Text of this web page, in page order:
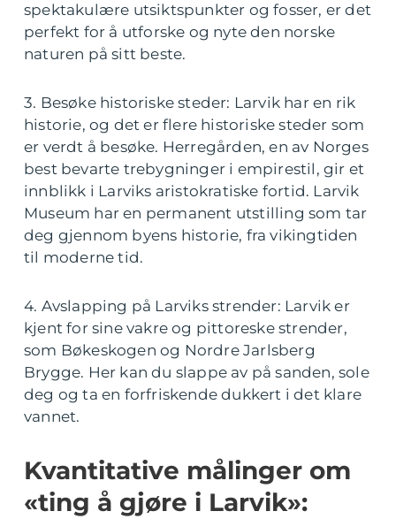
spektakulære utsiktspunkter og fosser, er det
perfekt for å utforske og nyte den norske
naturen på sitt beste.
3. Besøke historiske steder: Larvik har en rik
historie, og det er flere historiske steder som
er verdt å besøke. Herregården, en av Norges
best bevarte trebygninger i empirestil, gir et
innblikk i Larviks aristokratiske fortid. Larvik
Museum har en permanent utstilling som tar
deg gjennom byens historie, fra vikingtiden
til moderne tid.
4. Avslapping på Larviks strender: Larvik er
kjent for sine vakre og pittoreske strender,
som Bøkeskogen og Nordre Jarlsberg
Brygge. Her kan du slappe av på sanden, sole
deg og ta en forfriskende dukkert i det klare
vannet.
Kvantitative målinger om
«ting å gjøre i Larvik»: